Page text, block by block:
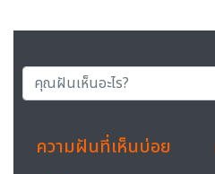
ความฝันที่เห็นบ่อย